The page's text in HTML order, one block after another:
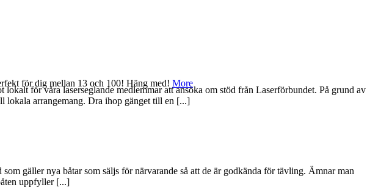
för dig mellan 13 och 100! Häng med! More
för våra laserseglande medlemmar att ansöka om stöd från Laserförbundet. På grund av
lokala arrangemang. Dra ihop gänget till en [...]
gäller nya båtar som säljs för närvarande så att de är godkända för tävling. Ämnar man
uppfyller [...]